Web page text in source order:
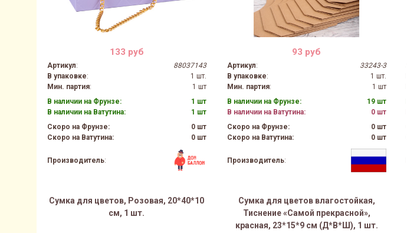
133 руб
Артикул:
88037143
В упаковке:
1 шт.
Мин. партия:
1 шт
В наличии на Фрунзе:
1 шт
В наличии на Ватутина:
1 шт
Скоро на Фрунзе:
0 шт
Скоро на Ватутина:
0 шт
Производитель:
93 руб
Артикул:
33243-3
В упаковке:
1 шт.
Мин. партия:
1 шт
В наличии на Фрунзе:
19 шт
В наличии на Ватутина:
0 шт
Скоро на Фрунзе:
0 шт
Скоро на Ватутина:
0 шт
Производитель:
Сумка для цветов, Розовая, 20*40*10
см, 1 шт.
Сумка для цветов влагостойкая,
Тиснение «Самой прекрасной»,
красная, 23*15*9 см (Д*В*Ш), 1 шт.